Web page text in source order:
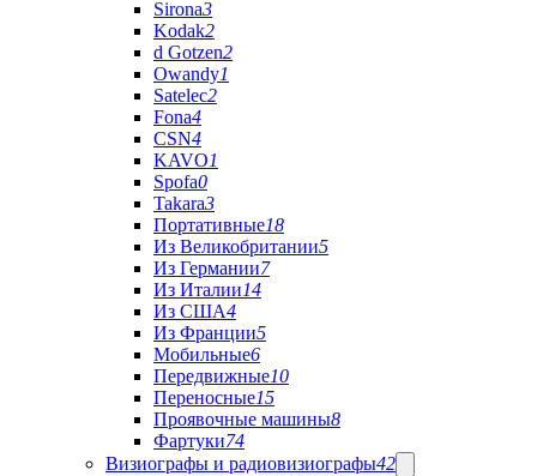
Sirona3
Kodak2
d Gotzen2
Owandy1
Satelec2
Fona4
CSN4
KAVO1
Spofa0
Takara3
Портативные18
Из Великобритании5
Из Германии7
Из Италии14
Из США4
Из Франции5
Мобильные6
Передвижные10
Переносные15
Проявочные машины8
Фартуки74
Визиографы и радиовизиографы42